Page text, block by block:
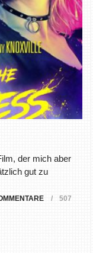
der mich aber
gut zu
507